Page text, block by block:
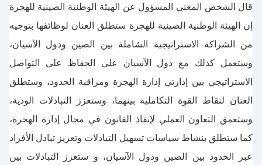
قال الشخص المعني المسؤول عن الهيئة الوطنية الصينية للهجرة
إن الهيئة الوطنية الصينية للهجرة ستطلق العنان لوظائفها بتوجيه
من الشراكة الاستراتيجية الشاملة بين الصين ودول الآسيان،
وستعمل كذلك مع دول الآسيان على الحفاظ على التواصل
الاستراتيجي بين إدارتي إدارة الهجرة ومراقبة الحدود، وستطلق
العنان لنقاط القوة التكاملية بينهما، وستعزز التبادلات الودية،
وستعمق التعاون العملي لإنفاذ القانون في مجال إدارة الهجرة،
كما ستطلق بنشاط سياسات تسهيل التبادلات وتعزيز تبادل الأفراد
عبر الحدود بين الصين ودول الآسيان، و ستعزز التبادلات بين